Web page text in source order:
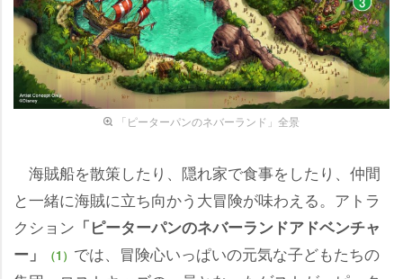
「ピーターパンのネバーランド」全景
海賊船を散策したり、隠れ家で食事をしたり、仲間
と一緒に海賊に立ち向かう大冒険が味わえる。アトラ
クション 「ピーターパンのネバーランドアドベンチャ
ー」
（1） では、冒険心いっぱいの元気な子どもたちの